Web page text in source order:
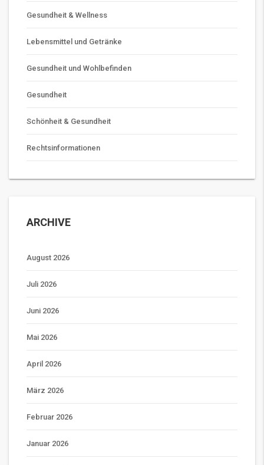
Gesundheit & Wellness
Lebensmittel und Getränke
Gesundheit und Wohlbefinden
Gesundheit
Schönheit & Gesundheit
Rechtsinformationen
ARCHIVE
August 2026
Juli 2026
Juni 2026
Mai 2026
April 2026
März 2026
Februar 2026
Januar 2026